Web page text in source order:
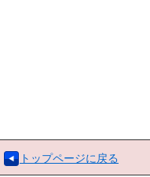
トップページに戻る